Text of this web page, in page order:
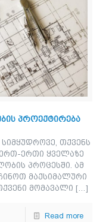
პროექტირება
თქვენს
ერთი ყველაზე
პროცესში. ამ
მაქსიმალური
მომავალი […]
Read more